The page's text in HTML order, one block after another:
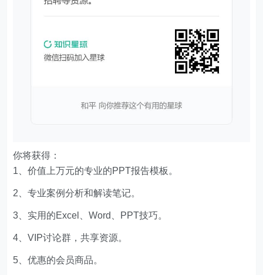
你将获得：
1、价值上万元的专业的PPT报告模板。
2、专业案例分析和解读笔记。
3、实用的Excel、Word、PPT技巧。
4、VIP讨论群，共享资源。
5、优惠的会员商品。